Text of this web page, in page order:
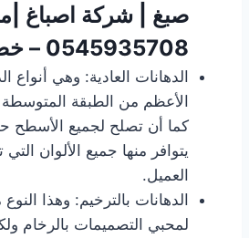
صبغ | شركة اصباغ
0545935708 – خصم 40%
الدهانات العادية: وهي أنواع
الأعظم من الطبقة
كما أن تصلح لجميع الأسطح
يتوافر منها جميع الألوان
العميل.
الدهانات بالترخيم: وهذا
لمحبي التصميمات بالرخام